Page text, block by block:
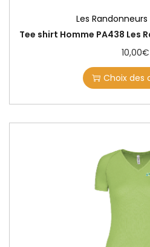
Les
Tee shirt Homme PA438 Les
10,00€
Choix des